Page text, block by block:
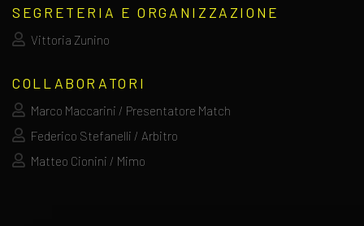
SEGRETERIA E ORGANIZZAZIONE
Vittoria Zunino
COLLABORATORI
Marco Maccarini / Presentatore Match
Federico Stefanelli / Arbitro
Matteo Cionini / Mimo